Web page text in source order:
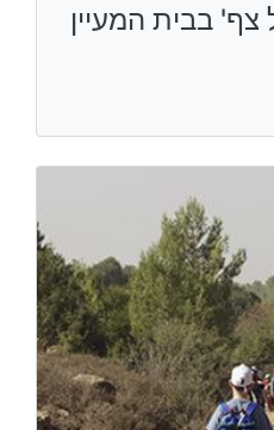
צף' בבית המעיין